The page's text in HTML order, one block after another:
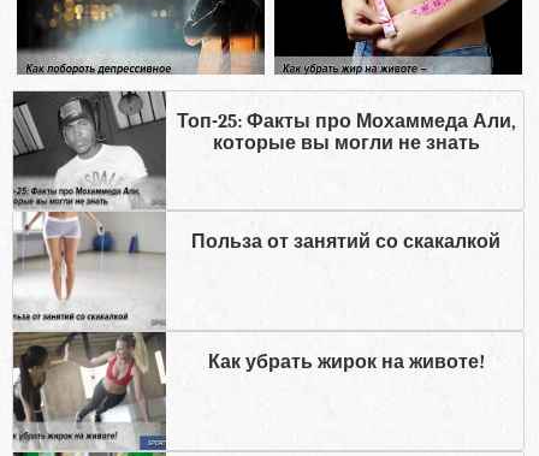
Топ-25: Факты про Мохаммеда Али,
которые вы могли не знать
Польза от занятий со скакалкой
Как убрать жирок на животе!